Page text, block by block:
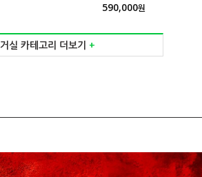
590,000원
거실 카테고리 더보기 +